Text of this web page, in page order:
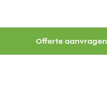
Offerte aanvragen